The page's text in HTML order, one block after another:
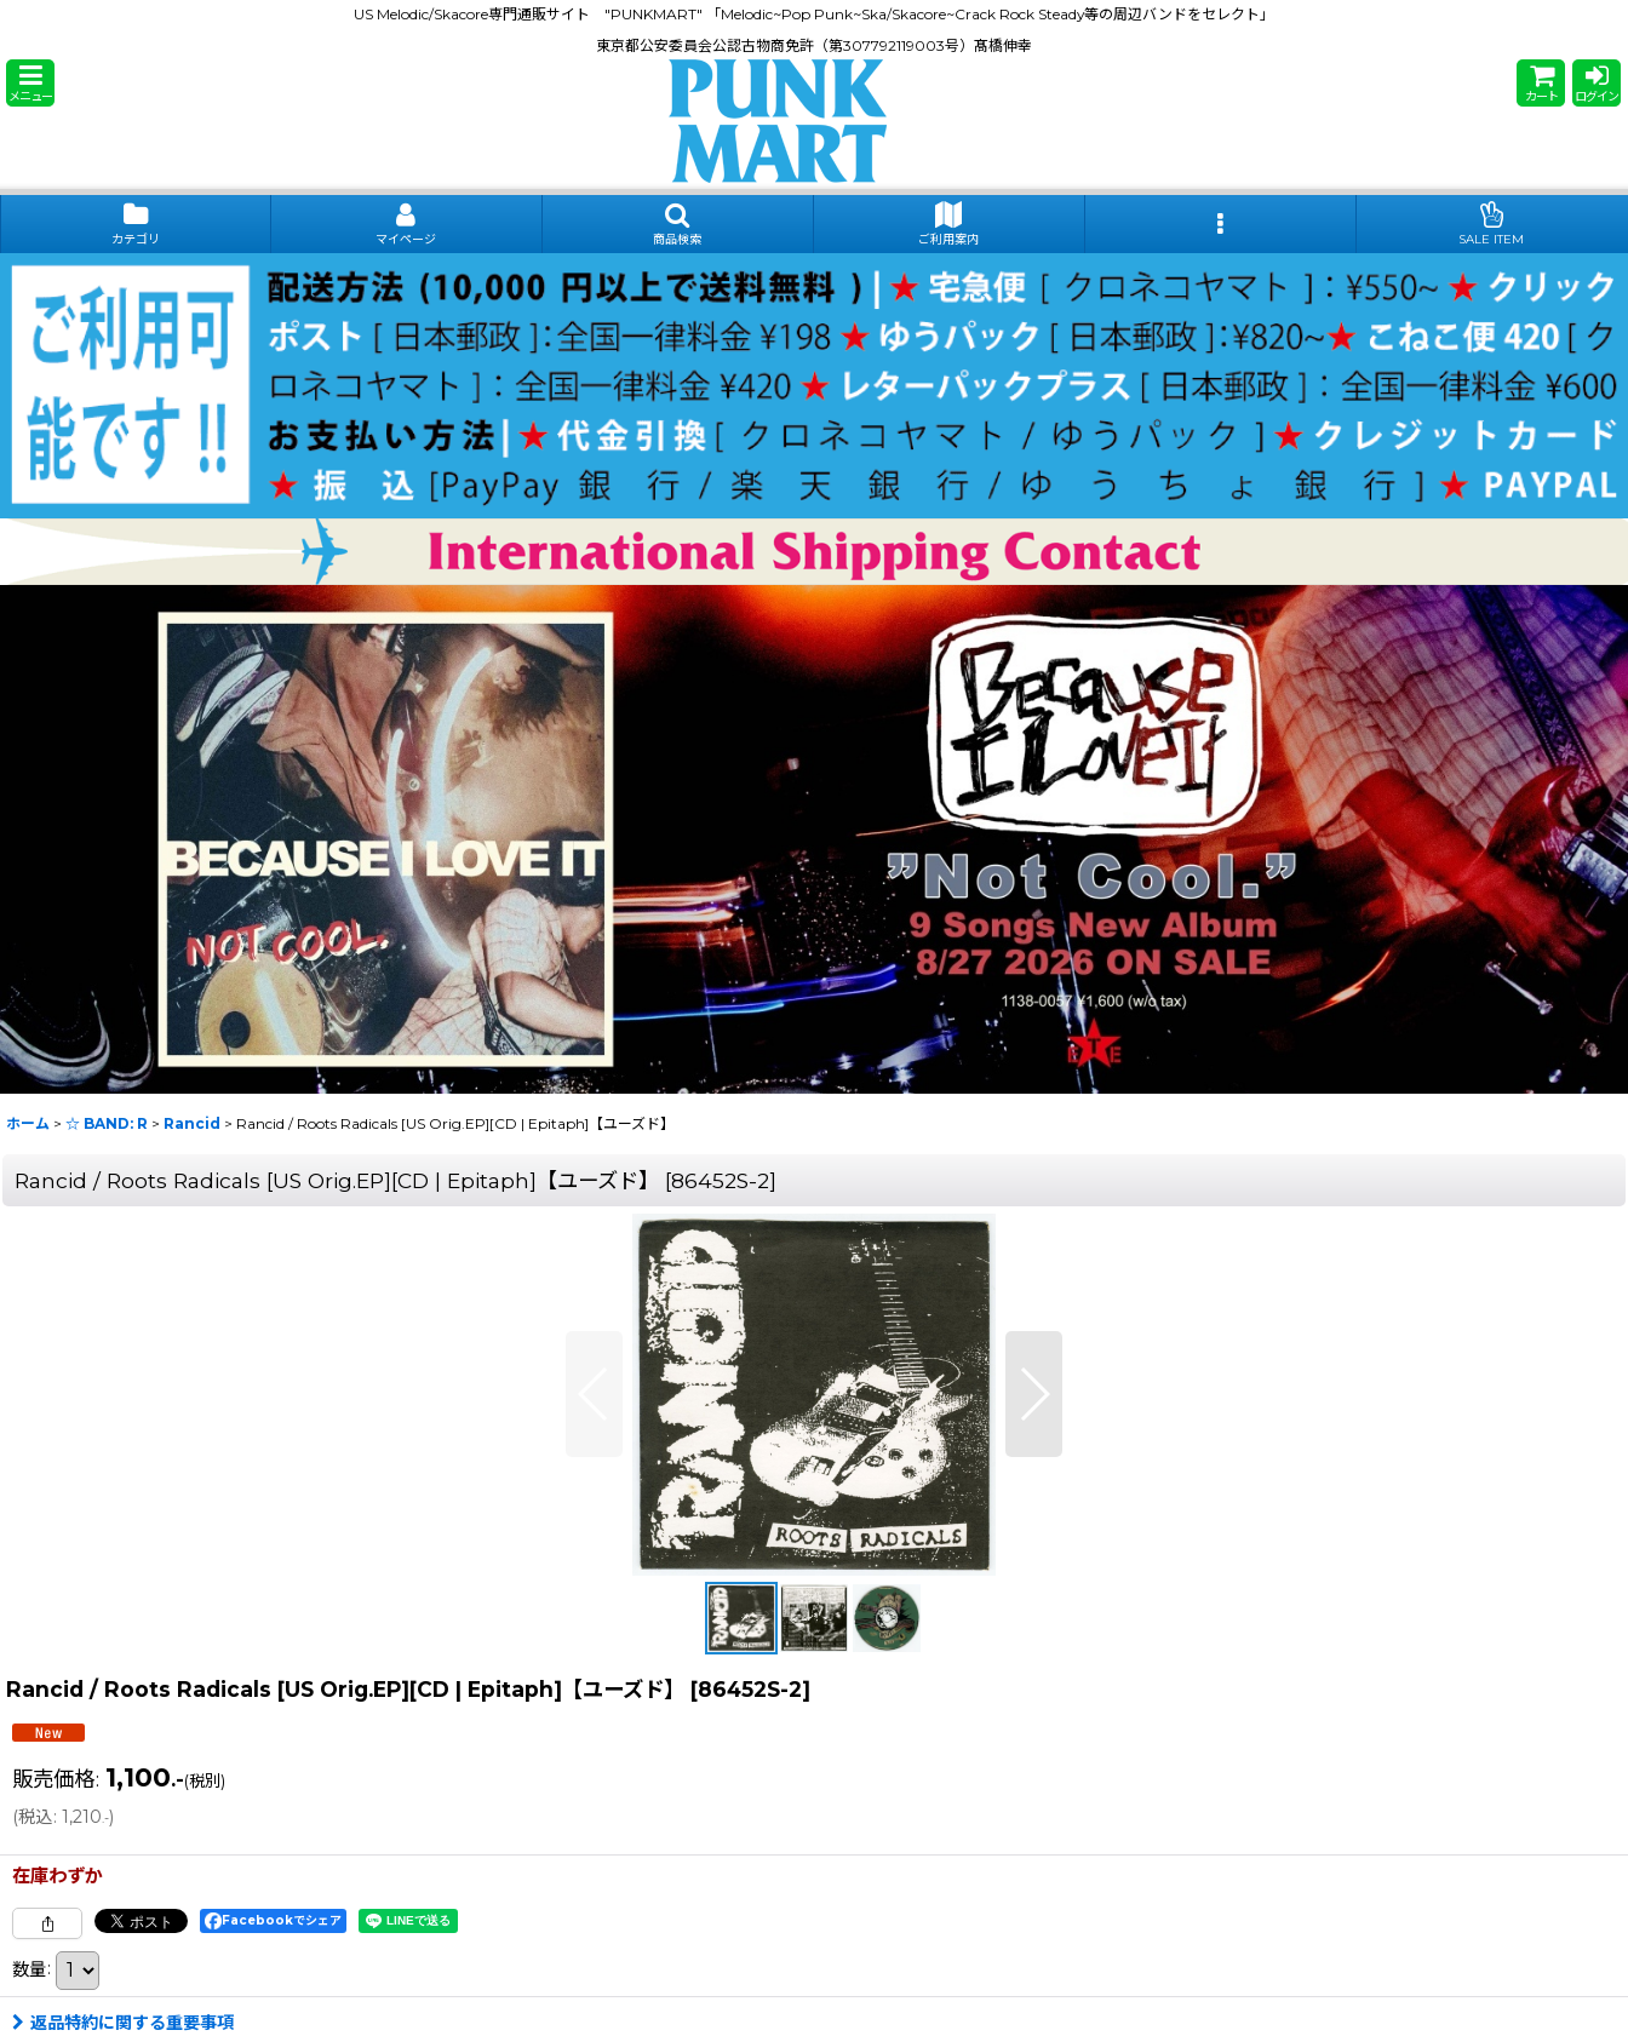
US Melodic/Skacore専門通販サイト "PUNKMART" 「Melodic~Pop Punk~Ska/Skacore~Crack Rock Steady等の周辺バンドをセレクト」
東京都公安委員会公認古物商免許（第307792119003号）髙橋伸幸
メニュー カート ログイン
カテゴリ マイページ 商品検索 ご利用案内 SALE ITEM
ホーム > ☆ BAND: R > Rancid > Rancid / Roots Radicals [US Orig.EP][CD | Epitaph]【ユーズド】
Rancid / Roots Radicals [US Orig.EP][CD | Epitaph]【ユーズド】 [86452S-2]
Rancid / Roots Radicals [US Orig.EP][CD | Epitaph]【ユーズド】 [86452S-2]
販売価格: 1,100.-(税別)
(税込: 1,210.-)
在庫わずか
Facebookでシェア
数量:
返品特約に関する重要事項